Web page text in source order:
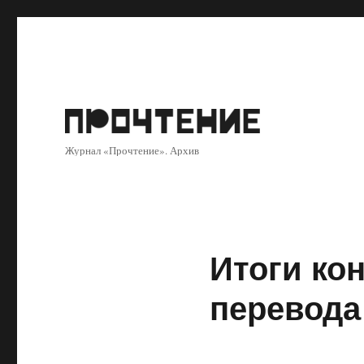
Журнал «Прочтение». Архив
Итоги